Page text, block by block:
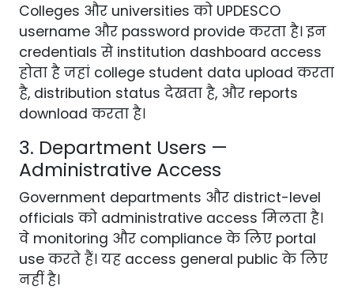
Colleges और universities को UPDESCO
username और password provide करता है। इन
credentials से institution dashboard access
होता है जहां college student data upload करता
है, distribution status देखता है, और reports
download करता है।
3. Department Users —
Administrative Access
Government departments और district-level
officials को administrative access मिलता है।
वे monitoring और compliance के लिए portal
use करते हैं। यह access general public के लिए
नहीं है।